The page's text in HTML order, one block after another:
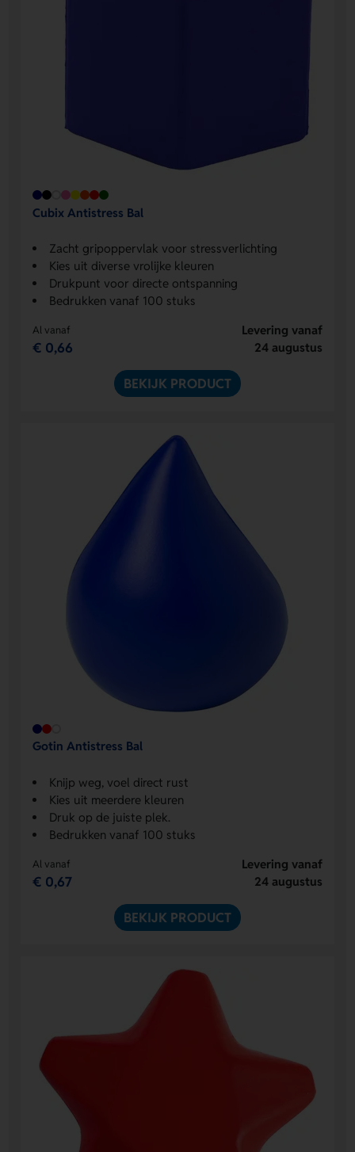
Cubix Antistress Bal
Zacht gripoppervlak voor stressverlichting
Kies uit diverse vrolijke kleuren
Drukpunt voor directe ontspanning
Bedrukken vanaf 100 stuks
Al vanaf
€ 0,66
Levering vanaf
24 augustus
BEKIJK PRODUCT
Gotin Antistress Bal
Knijp weg, voel direct rust
Kies uit meerdere kleuren
Druk op de juiste plek.
Bedrukken vanaf 100 stuks
Al vanaf
€ 0,67
Levering vanaf
24 augustus
BEKIJK PRODUCT